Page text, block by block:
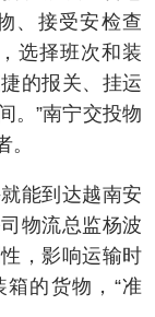
、接受安检查
选择班次和装
的报关、挂运
。”南宁交投物
能到达越南安
物流总监杨波
，影响运输时
的货物，“准